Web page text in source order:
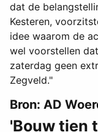
dat de
Kesteren,
idee waarom de
wel voorstellen
zaterdag geen
Zegveld."
Bron: AD
'Bouw tien